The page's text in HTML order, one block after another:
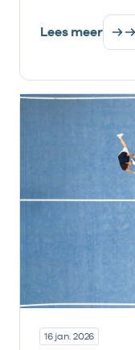
Lees meer
16 jan. 2026